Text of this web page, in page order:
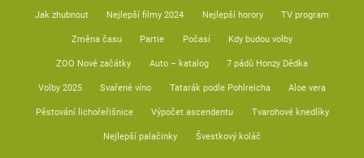
Jak zhubnout Nejlepší filmy 2024 Nejlepší horory TV program
Změna času Partie Počasí Kdy budou volby
ZOO Nové začátky Auto – katalog 7 pádů Honzy Dědka
Volby 2025 Svařené víno Tatarák podle Pohlreicha Aloe vera
Pěstování lichořeřišnice Výpočet ascendentu Tvarohové knedlíky
Nejlepší palačinky Švestkový koláč